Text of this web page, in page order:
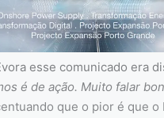
esse comunicado era
é de ação. Muito falar
que o pior é que o